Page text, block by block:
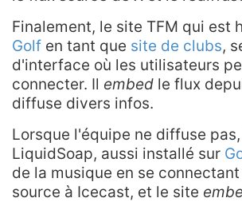
Finalement, le site TFM qui est
Golf en tant que site de clubs,
d'interface où les utilisateurs
connecter. Il embed le flux
diffuse divers infos.
Lorsque l'équipe ne diffuse
LiquidSoap, aussi installé sur
de la musique en se
source à Icecast, et le site